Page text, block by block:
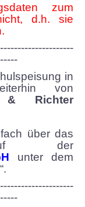
zum
d.h. sie
in
von
& Richter
über das
auf der
unter dem